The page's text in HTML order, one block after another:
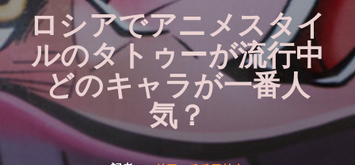
ロシアでアニメスタイ
ルのタトゥーが流行中
どのキャラが一番人
気？